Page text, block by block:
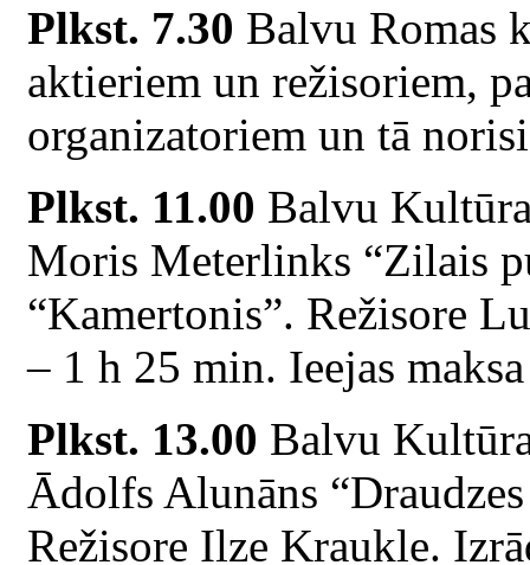
Plkst. 7.30 Balvu Romas
aktieriem un režisoriem,
organizatoriem un tā
Plkst. 11.00 Balvu
Moris Meterlinks “Zilais
“Kamertonis”. Režisore
– 1 h 25 min. Ieejas
Plkst. 13.00 Balvu
Ādolfs Alunāns
Režisore Ilze Kraukle.